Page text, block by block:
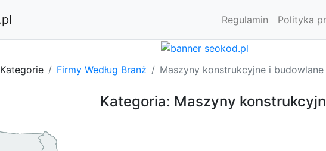
Regulamin Polityka
Kategorie Firmy Według Branż Maszyny konstrukcyjne i budowlane
Kategoria: Maszyny